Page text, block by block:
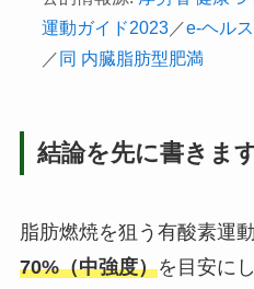
運動ガイド2023／e-ヘル
／ 同 内臓脂肪型肥満
結論を先に書きま
脂肪燃焼を狙う有酸素運動
70%（中強度）を目安に